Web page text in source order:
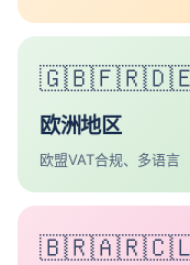
欧洲地区
欧盟VAT合规、多语言